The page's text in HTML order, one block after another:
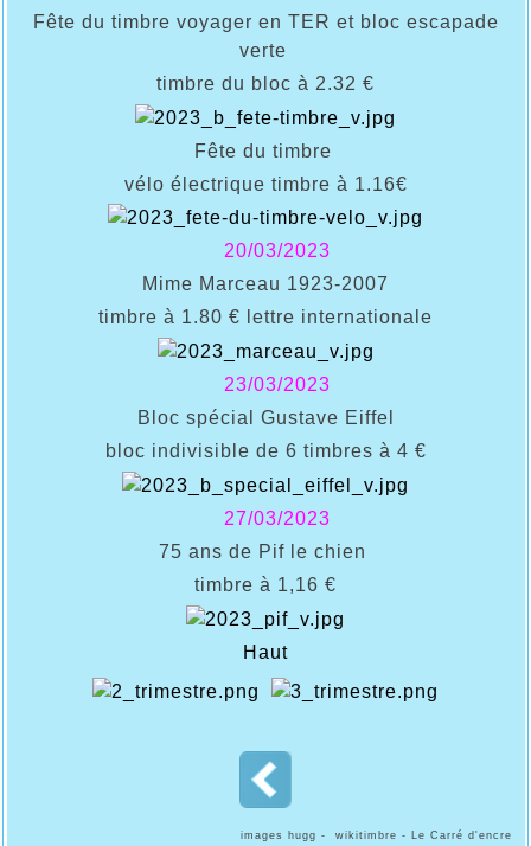
Fête du timbre voyager en TER et bloc escapade
verte
timbre du bloc à 2.32 €
Fête du timbre
vélo électrique timbre à 1.16€
20/03/2023
Mime Marceau 1923-2007
timbre à 1.80 € lettre internationale
23/03/2023
Bloc spécial Gustave Eiffel
bloc indivisible de 6 timbres à 4 €
27/03/2023
75 ans de Pif le chien
timbre à 1,16 €
Haut
images hugg - wikitimbre - Le Carré d'encre